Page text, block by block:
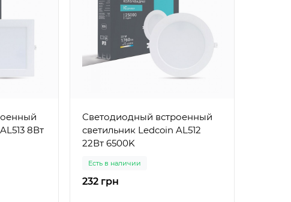
8Вт
Светодиодный встроенный
светильник Ledcoin AL512
22Вт 6500K
Есть в наличии
232 грн